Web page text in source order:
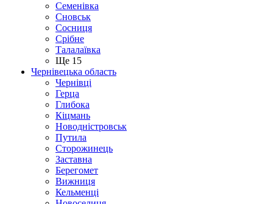
Семенівка
Сновськ
Сосниця
Срібне
Талалаївка
Ще 15
Чернівецька область
Чернівці
Герца
Глибока
Кіцмань
Новодністровськ
Путила
Сторожинець
Заставна
Берегомет
Вижниця
Кельменці